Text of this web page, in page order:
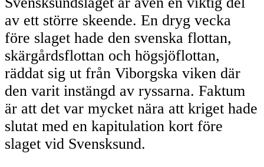
av ett större skeende. En dryg vecka
före slaget hade den svenska flottan,
skärgårdsflottan och högsjöflottan,
räddat sig ut från Viborgska viken där
den varit instängd av ryssarna. Faktum
är att det var mycket nära att kriget hade
slutat med en kapitulation kort före
slaget vid Svensksund.